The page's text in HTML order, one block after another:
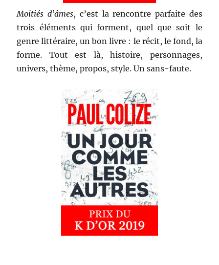
Moitiés d’âmes, c’est la rencontre parfaite des
trois éléments qui forment, quel que soit le
genre littéraire, un bon livre : le récit, le fond, la
forme. Tout est là, histoire, personnages,
univers, thème, propos, style. Un sans-faute.